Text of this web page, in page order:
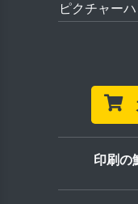
ピクチャー
印刷の